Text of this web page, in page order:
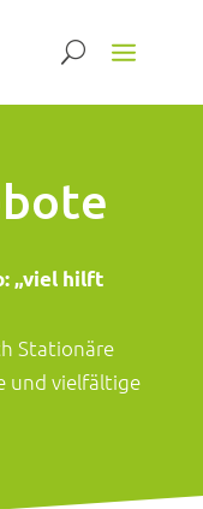
„viel hilft
Stationäre
und vielfältige